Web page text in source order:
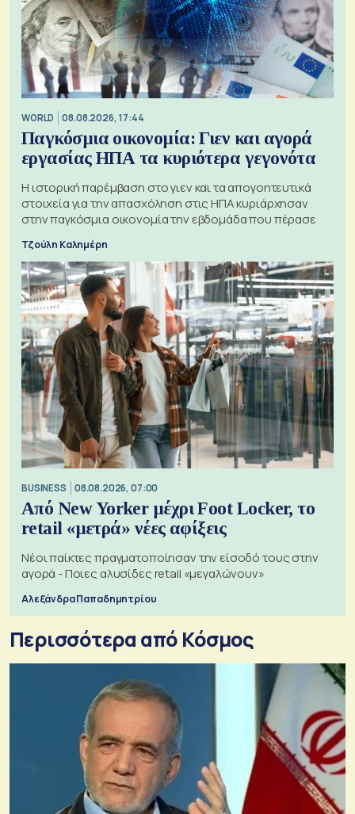
WORLD 08.08.2026, 17:44
Παγκόσμια οικονομία: Γιεν και αγορά
εργασίας ΗΠΑ τα κυριότερα γεγονότα
Η ιστορική παρέμβαση στο γιεν και τα απογοητευτικά
στοιχεία για την απασχόληση στις ΗΠΑ κυριάρχησαν
στην παγκόσμια οικονομία την εβδομάδα που πέρασε
Τζούλη Καλημέρη
BUSINESS 08.08.2026, 07:00
Από New Yorker μέχρι Foot Locker, το
retail «μετρά» νέες αφίξεις
Νέοι παίκτες πραγματοποίησαν την είσοδό τους στην
αγορά - Ποιες αλυσίδες retail «μεγαλώνουν»
Αλεξάνδρα Παπαδημητρίου
Περισσότερα από Κόσμος